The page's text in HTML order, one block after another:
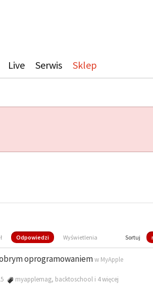
Live Serwis Sklep
Odpowiedzi Wyświetlenia Sortuj
oprogramowaniemw MyApple
myapplemag, backtoschool i 4 więcej